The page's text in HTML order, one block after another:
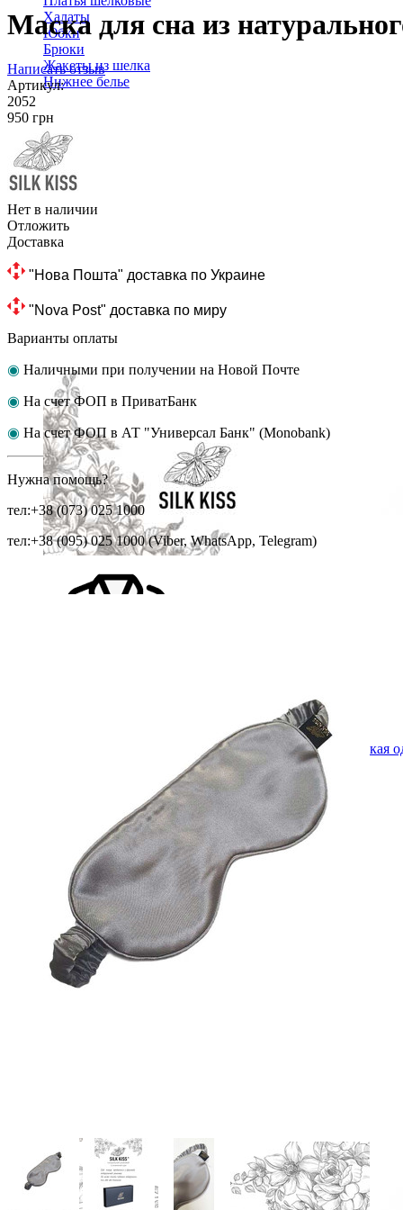
Халаты
Юбки
Брюки
Жакеты из шелка
Нижнее белье
Мужская одежда
Мужская
Нижнее белье, шорты
Маска для сна из
Написать отзыв
Артикул:
2052
‍950‍ грн
Нет в наличии
Отложить
Доставка
"Нова Пошта" доставка по Украине
"Nova Post" доставка по миру
Варианты оплаты
◉ Наличными при получении на Новой Почте
◉ На счет ФОП в ПриватБанк
◉ На счет ФОП в АТ "Универсал Банк" (Monobank)
Нужна помощь?
тел:+38 (073) 025 1000
тел:+38 (095) 025 1000 (Viber, WhatsApp, Telegram)